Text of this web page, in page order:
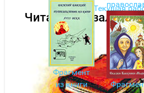
Текущая
Фрагмент
из книги
Читальный зал